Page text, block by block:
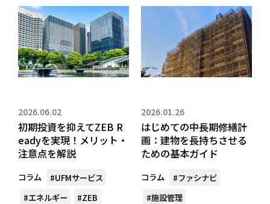
2026.06.02
初期投資を抑えてZEB R
eadyを実現！メリット・
注意点を解説
コラム
#UFMサービス
#エネルギー
#ZEB
2026.01.26
はじめての中長期修繕計
画：建物を長持ちさせる
ための基本ガイド
コラム
#ファシナビ
#施設管理